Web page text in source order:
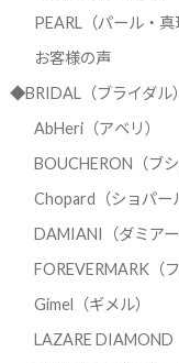
PEARL（パール・真
お客様の声
◆BRIDAL（ブライダル）
AbHeri（アベリ）
BOUCHERON（ブシ
Chopard（ショパー
DAMIANI（ダミアー
FOREVERMARK（
Gimel（ギメル）
LAZARE DIAMOND